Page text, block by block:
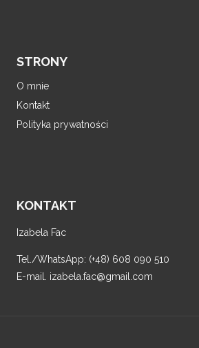
STRONY
O mnie
Kontakt
Polityka prywatności
KONTAKT
Izabela Fac
Tel./WhatsApp: (+48) 608 090 510
E-mail. izabela.fac@gmail.com